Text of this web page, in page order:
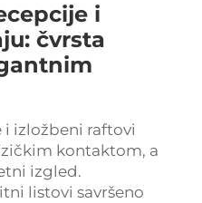
i
čvrsta
i izložbeni raftovi
kontaktom, a
izgled.
listovi savršeno